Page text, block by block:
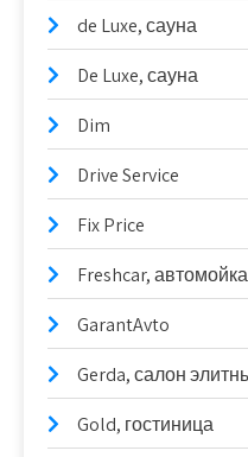
de Luxe, сауна
De Luxe, сауна
Dim
Drive Service
Fix Price
Freshcar, автомойка
GarantAvto
Gerda, салон
Gold, гостиница